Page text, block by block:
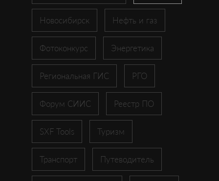
Новосибирск Нефть и газ
Фотоконкурс Энергетика
Региональная ГИС РГО
Форум СИИС Реестр ПО
SXF Tools Туризм
Транспорт Путеводитель